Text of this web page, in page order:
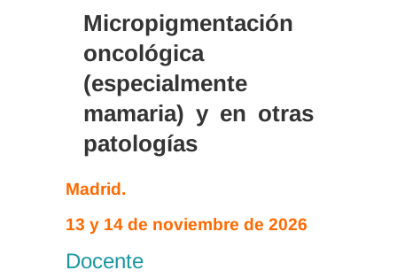
Micropigmentación
oncológica
(especialmente
mamaria) y en otras
patologías
Madrid.
13 y 14 de noviembre de 2026
Docente